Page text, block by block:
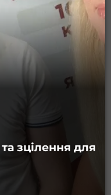
зцілення для